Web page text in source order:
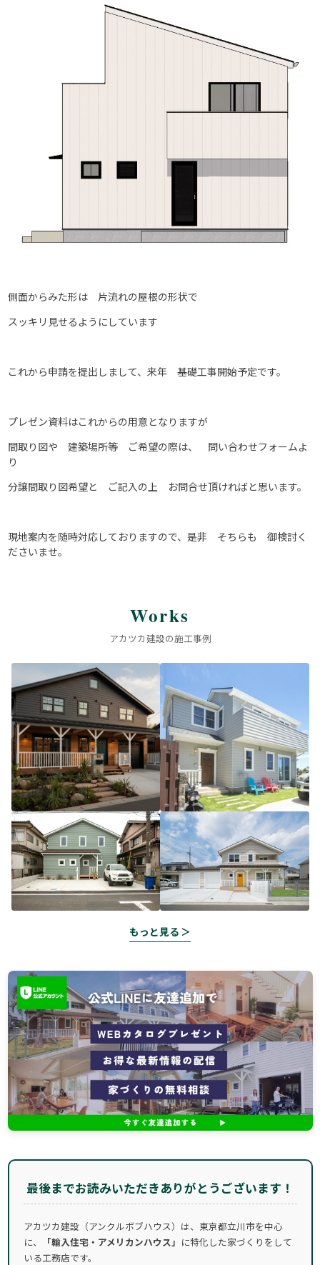
側面からみた形は 片流れの屋根の形状で
スッキリ見せるようにしています
これから申請を提出しまして、来年 基礎工事開始予定です。
プレゼン資料はこれからの用意となりますが
間取り図や 建築場所等 ご希望の際は、 問い合わせフォームよ
り
分譲間取り図希望と ご記入の上 お問合せ頂ければと思います。
現地案内を随時対応しておりますので、是非 そちらも 御検討く
ださいませ。
Works
アカツカ建設の施工事例
もっと見る ＞
最後までお読みいただきありがとうございます！
アカツカ建設（アンクルボブハウス）は、東京都立川市を中心
に、
「輸入住宅・アメリカンハウス」 に特化した家づくりをして
いる工務店です。